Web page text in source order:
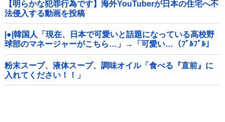
【明らかな犯罪行為です】海外YouTuberが日本の住宅へ不
法侵入する動画を投稿
|●|韓国人「現在、日本で可愛いと話題になっている高校野
球部のマネージャーがこちら…」→「可愛い…（ﾌﾞﾙﾌﾞﾙ」
＝韓国の反応
粉末スープ、液体スープ、調味オイル「食べる『直前』に
入れてください！！」